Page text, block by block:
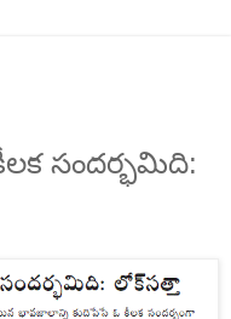
సందర్భమిది: